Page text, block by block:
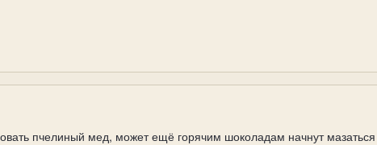
пчелиный мед, может ещё горячим шоколадам начнут